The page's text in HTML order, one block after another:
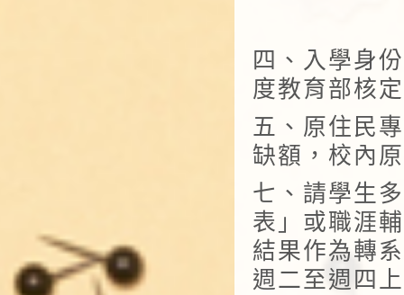
四、入學身
度教育部核
五、原住民
缺額，校內
七、請學生
表」或職涯
結果作為轉
週二至週四